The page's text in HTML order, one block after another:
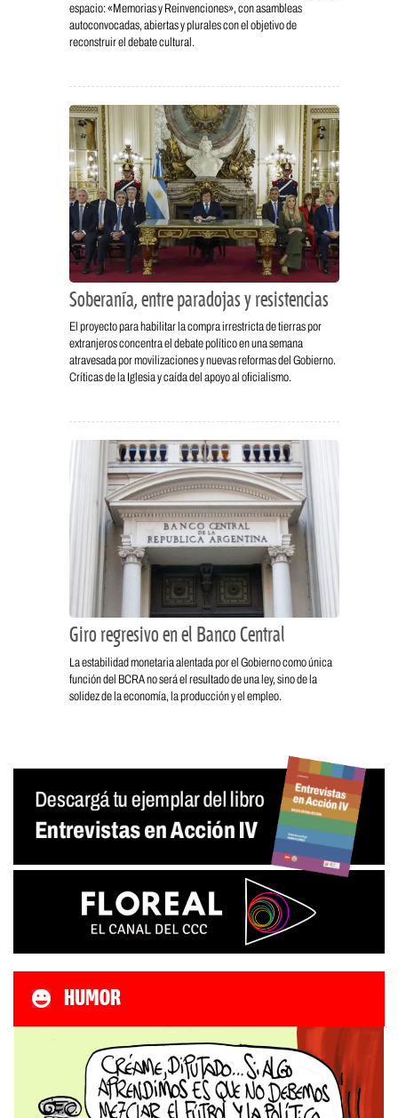
espacio: «Memorias y Reinvenciones», con asambleas
autoconvocadas, abiertas y plurales con el objetivo de
reconstruir el debate cultural.
Soberanía, entre paradojas y resistencias
El proyecto para habilitar la compra irrestricta de tierras por
extranjeros concentra el debate político en una semana
atravesada por movilizaciones y nuevas reformas del Gobierno.
Críticas de la Iglesia y caída del apoyo al oficialismo.
Giro regresivo en el Banco Central
La estabilidad monetaria alentada por el Gobierno como única
función del BCRA no será el resultado de una ley, sino de la
solidez de la economía, la producción y el empleo.
HUMOR